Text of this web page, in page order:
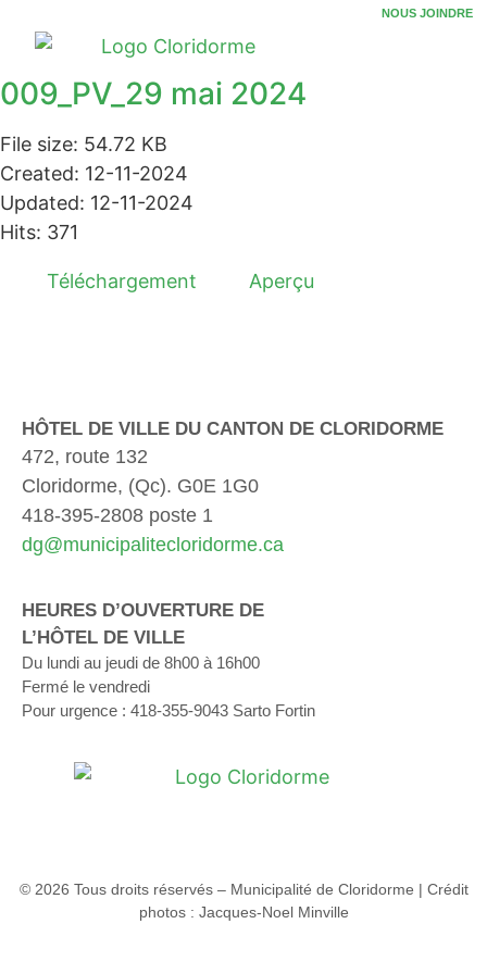
NOUS JOINDRE
009_PV_29 mai 2024
File size: 54.72 KB
Created: 12-11-2024
Updated: 12-11-2024
Hits: 371
Téléchargement Aperçu
HÔTEL DE VILLE DU CANTON DE CLORIDORME
472, route 132
Cloridorme, (Qc). G0E 1G0
418-395-2808 poste 1
dg@municipalitecloridorme.ca
HEURES D’OUVERTURE DE
L’HÔTEL DE VILLE
Du lundi au jeudi de 8h00 à 16h00
Fermé le vendredi
Pour urgence : 418-355-9043 Sarto Fortin
© 2026 Tous droits réservés – Municipalité de Cloridorme | Crédit
photos : Jacques-Noel Minville